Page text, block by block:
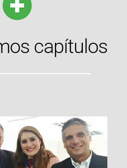
capítulos